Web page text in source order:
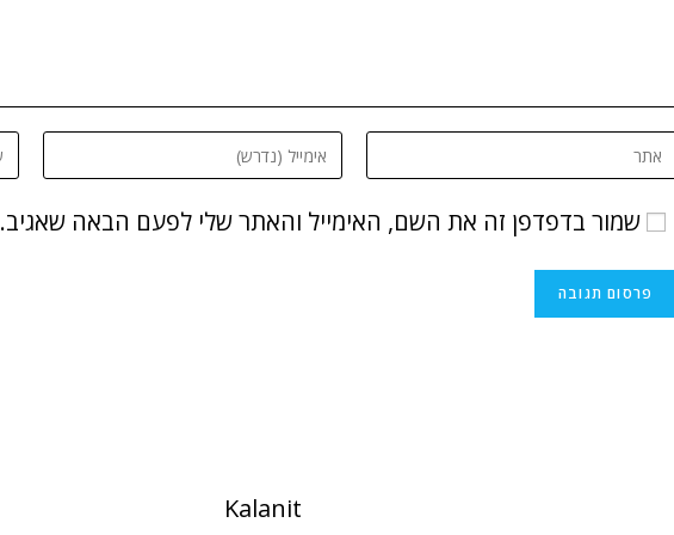
שמור בדפדפן זה את השם, האימייל והאתר שלי לפעם הבאה שאגיב.
Kalanit